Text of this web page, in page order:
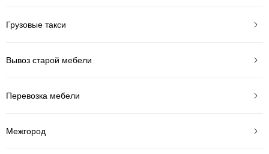
Грузовые такси
Вывоз старой мебели
Перевозка мебели
Межгород